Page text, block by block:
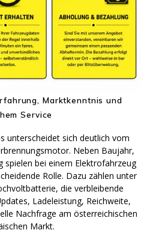
Marktkenntnis und
Service
unterscheidet sich deutlich vom
Neben Baujahr,
bei einem Elektrofahrzeug
Rolle. Dazu zählen unter
die verbleibende
Ladeleistung, Reichweite,
Nachfrage am österreichischen
Markt.